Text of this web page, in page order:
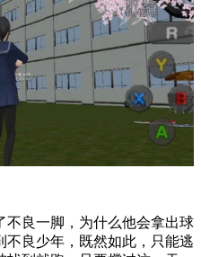
不良一脚，为什么他会拿出球
良少年，既然如此，只能逃